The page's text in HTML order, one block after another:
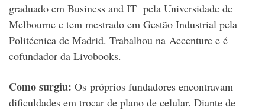
graduado em Business and IT pela Universidade de
Melbourne e tem mestrado em Gestão Industrial pela
Politécnica de Madrid. Trabalhou na Accenture e é
cofundador da Livobooks.
Como surgiu: Os próprios fundadores encontravam
dificuldades em trocar de plano de celular. Diante de